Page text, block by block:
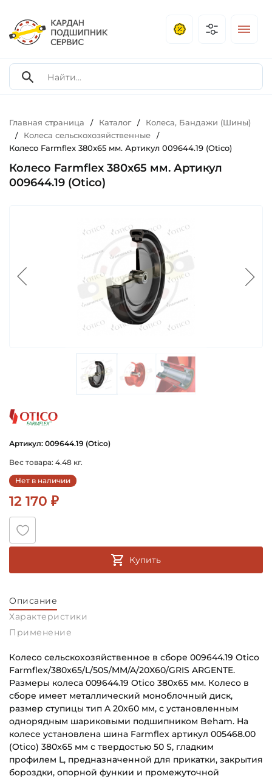
Главная страница / Каталог / Колеса, Бандажи (Шины)
/ Колеса сельскохозяйственные /
Колесо Farmflex 380x65 мм. Артикул 009644.19 (Otico)
Колесо Farmflex 380x65 мм. Артикул
009644.19 (Otico)
Артикул: 009644.19 (Otico)
Вес товара: 4.48 кг.
Нет в наличии
12 170 ₽
Купить
Описание
Характеристики
Применение
Колесо сельскохозяйственное в сборе 009644.19 Otico
Farmflex/380x65/L/50S/MM/A/20X60/GRIS ARGENTE.
Размеры колеса 009644.19 Otico 380x65 мм. Колесо в
сборе имеет металлический моноблочный диск,
размер ступицы тип A 20х60 мм, с установленным
однорядным шариковыми подшипником Beham. На
колесе установлена шина Farmflex артикул 005468.00
(Otico) 380x65 мм с твердостью 50 S, гладким
профилем L, предназначенной для прикатки, закрытия
бороздки, опорной функии и промежуточной